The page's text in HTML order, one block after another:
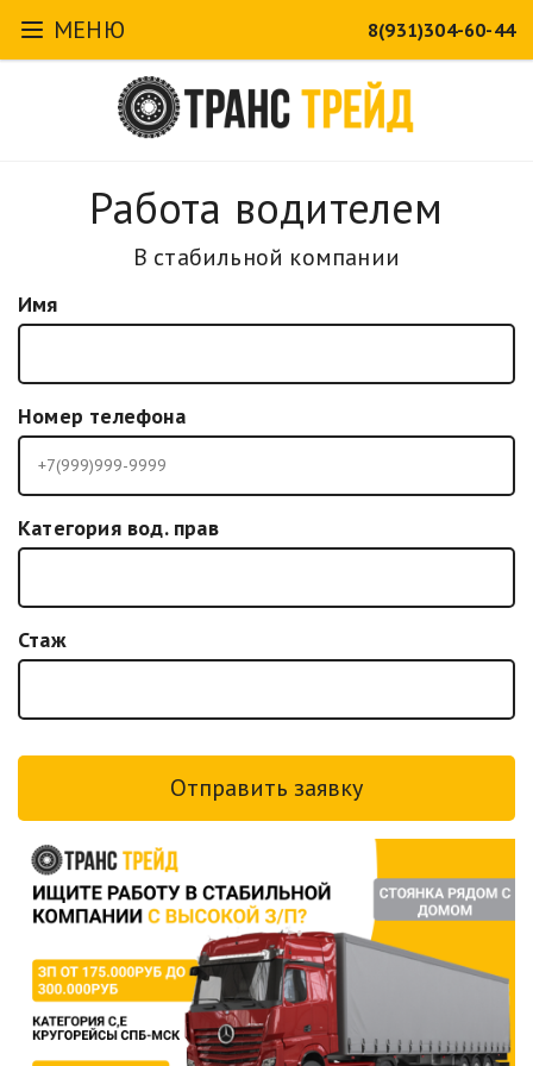
МЕНЮ 8(931)304-60-44
Работа водителем
В стабильной компании
Имя
Номер телефона
Категория вод. прав
Стаж
Отправить заявку